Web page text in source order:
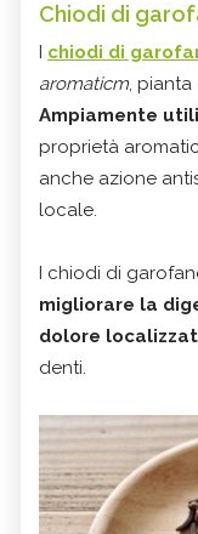
Chiodi di
I chiodi di
aromaticm,
Ampiamente
proprietà
anche azione
locale.
I chiodi di
migliorare la
dolore
denti.